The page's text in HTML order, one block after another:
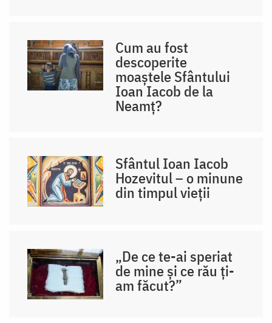
Cum au fost
descoperite
moaștele Sfântului
Ioan Iacob de la
Neamț?
Sfântul Ioan Iacob
Hozevitul – o minune
din timpul vieții
„De ce te-ai speriat
de mine și ce rău ți-
am făcut?”